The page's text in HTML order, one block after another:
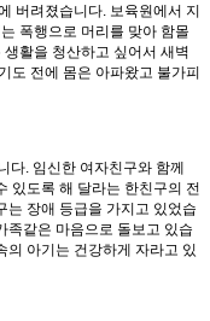
버려졌습니다. 보육원에서 지
폭행으로 머리를 맞아 함몰
활을 청산하고 싶어서 새벽
도 전에 몸은 아파왔고 불가피
다. 임신한 여자친구와 함께
있도록 해 달라는 한친구의 전
는 장애 등급을 가지고 있었습
족같은 마음으로 돌보고 있습
의 아기는 건강하게 자라고 있